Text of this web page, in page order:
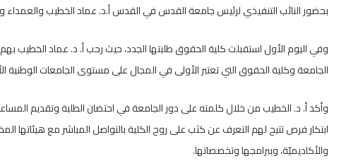
بحضور النائب التنفيذي لرئيس جامعة القدس في القدس أ.د. عماد الخطيب والعمداء
وفي اليوم الأول استقبلت كلية الحقوق طلبتها الجدد، حيث رحب أ. د. عماد الخطيب
الجامعة وكلية الحقوق التي تعتبر الأولى في المجال على مستوى الجامعات الوطنية
وأكد أ. د. الخطيب من خلال كلمته على دور الجامعة في احتضان الطلبة وتقديم
ابتكار فرص تتيح لهم التعرف عن كثب على روح الكلية بالتواصل المباشر مع هيئاتها
والأكاديميّة، وببرامجها وتخصصاتها.